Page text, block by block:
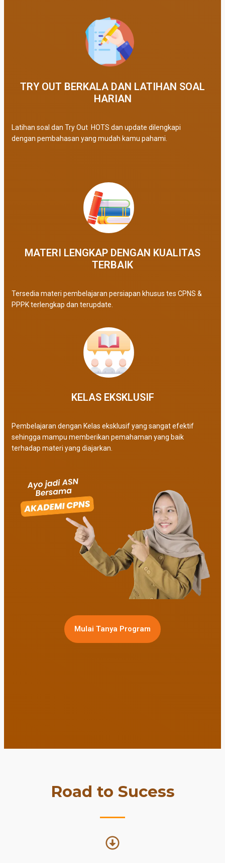
TRY OUT BERKALA DAN LATIHAN SOAL
HARIAN
Latihan soal dan Try Out HOTS dan update dilengkapi
dengan pembahasan yang mudah kamu pahami.
MATERI LENGKAP DENGAN KUALITAS
TERBAIK​
Tersedia materi pembelajaran persiapan khusus tes CPNS &
PPPK terlengkap dan terupdate.
KELAS EKSKLUSIF​
Pembelajaran dengan Kelas eksklusif yang sangat efektif
sehingga mampu memberikan pemahaman yang baik
terhadap materi yang diajarkan.
Mulai Tanya Program
Road to Sucess